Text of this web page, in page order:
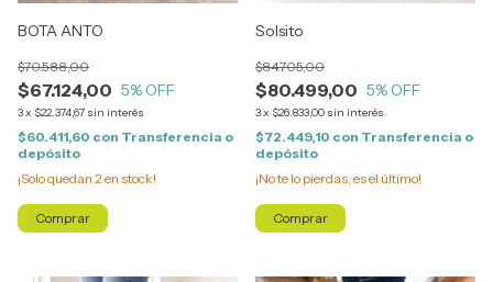
BOTA ANTO
$67.124,00
$70.588,00
5% OFF
3x $22.374,67 sin interés
$60.411,60 con Transferencia o
depósito
¡Solo quedan 2 en stock!
Comprar
Solsito
$80.499,00
$84.705,00
5% OFF
3x $26.833,00 sin interés
$72.449,10 con Transferencia o
depósito
¡No te lo pierdas, es el último!
Comprar